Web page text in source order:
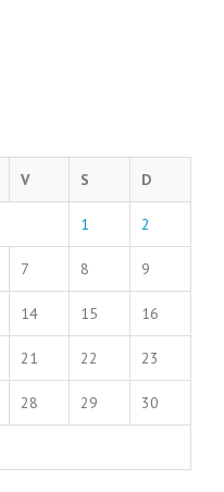
V S D
1 2
7 8 9
14 15 16
21 22 23
28 29 30